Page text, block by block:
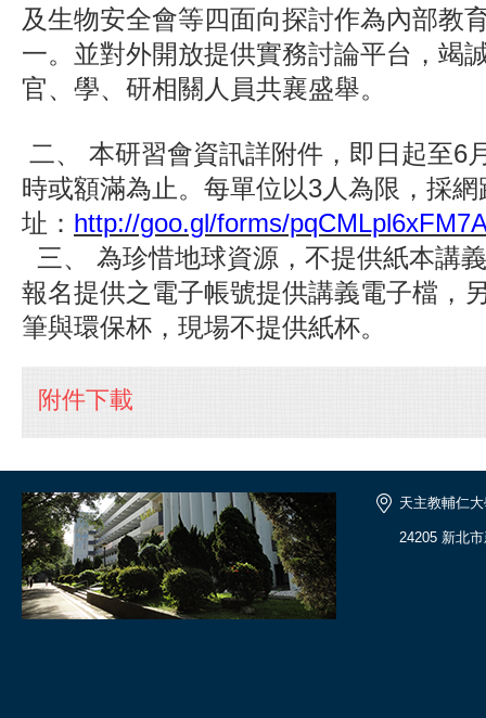
及生物安全會等四面向探討作為內部教
一。並對外開放提供實務討論平台，竭
官、學、研相關人員共襄盛舉。
二、
本研習會資訊詳附件，即日起至6
時或額滿為止。每單位以3人為限，採
址： http://goo.gl/forms/
三、
為珍惜地球資源，不提供紙本講
報名提供之電子帳號提供講義電子檔，
筆與環保杯，現場不提供紙杯。
附件下載
天主教輔仁
24205 新北